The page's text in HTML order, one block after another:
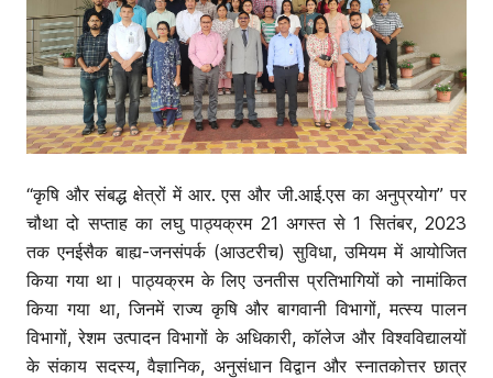
“कृषि और संबद्ध क्षेत्रों में आर. एस और जी.आई.एस का अनुप्रयोग” पर
चौथा दो सप्ताह का लघु पाठ्यक्रम 21 अगस्त से 1 सितंबर, 2023
तक एनईसैक बाह्य-जनसंपर्क (आउटरीच) सुविधा, उमियम में आयोजित
किया गया था। पाठ्यक्रम के लिए उनतीस प्रतिभागियों को नामांकित
किया गया था, जिनमें राज्य कृषि और बागवानी विभागों, मत्स्य पालन
विभागों, रेशम उत्पादन विभागों के अधिकारी, कॉलेज और विश्वविद्यालयों
के संकाय सदस्य, वैज्ञानिक, अनुसंधान विद्वान और स्नातकोत्तर छात्र